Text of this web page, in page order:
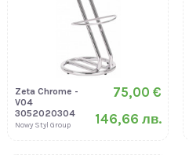
Zeta Chrome -
V04
3052020304
Nowy Styl Group
75,00 €
146,66 лв.